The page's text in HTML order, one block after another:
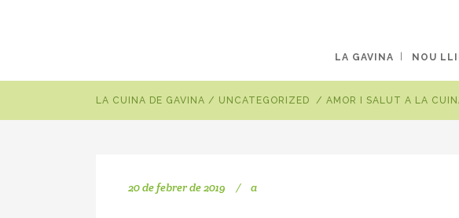
LA GAVINA NOU
LA CUINA DE GAVINA / UNCATEGORIZED / AMOR I SALUT A LA
20 de febrer de 2019 a